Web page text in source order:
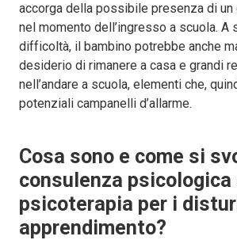
accorga della possibile presenza di
nel momento dell’ingresso a scuola. A
difficoltà, il bambino potrebbe anche
desiderio di rimanere a casa e grandi
nell’andare a scuola, elementi che,
potenziali campanelli d’allarme.
Cosa sono e come si
consulenza psicologica
psicoterapia per i
apprendimento?